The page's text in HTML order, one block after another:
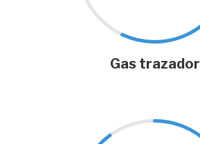
Gas trazador